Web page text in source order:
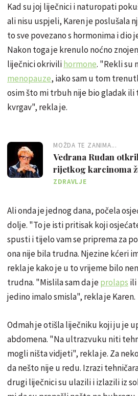
Kad su joj liječnici i naturopati
ali nisu uspjeli, Karen je poslušala
to sve povezano s hormonima i dio
Nakon toga je krenulo noćno
liječnici okrivilihormone. "Rekli su
menopauze, iako sam u tom
osim što mi trbuh nije bio gladak ili
kvrgav", rekla je.
MOŽDA TE ZANIMA...
Vedrana Rudan
rijetkog karcinoma
simptomi i kako se
ZDRAVLJE
Ali onda je jednog dana, počela
dolje. "To je isti pritisak koji
spusti i tijelo vam se priprema za
ona nije bila trudna. Njezine kćeri
rekla je kako je u to vrijeme bilo
trudna. "Mislila sam da jeprolaps ili
jedino imalo smisla", rekla je Karen.
Odmah je otišla liječniku koji ju je
abdomena. "Na ultrazvuku niti
mogli ništa vidjeti", rekla je. Za
da nešto nije u redu. Izrazi
drugi liječnici su ulazili i izlazili iz